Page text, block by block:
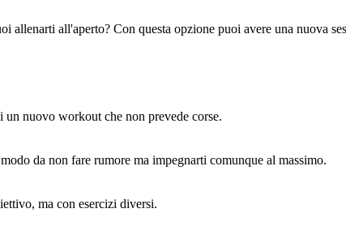
allenarti all'aperto? Con questa opzione puoi avere una nuova
un nuovo workout che non prevede corse.
da non fare rumore ma impegnarti comunque al massimo.
ma con esercizi diversi.